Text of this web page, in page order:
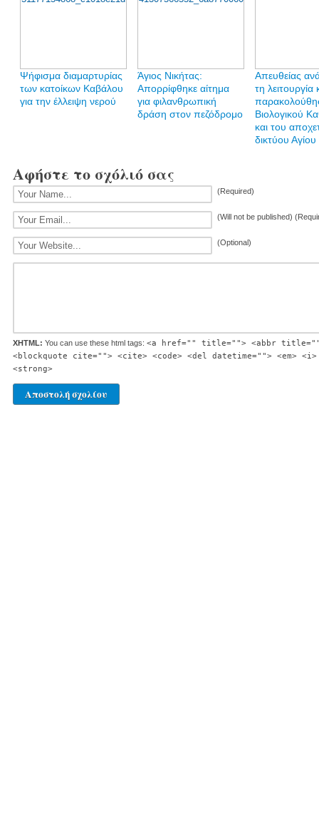
Ψήφισμα διαμαρτυρίας
των κατοίκων Καβάλου
για την έλλειψη νερού
Άγιος Νικήτας:
Απορρίφθηκε αίτημα
για φιλανθρωπική
δράση στον πεζόδρομο
Απευθείας
τη λειτουργία
Βιολογικού
και του
δικτύου
Αφήστε το σχόλιό σας
(Required)
(Will not be published)
(Optional)
XHTML: You can use these html tags: <a href="" title=""> <abbr
<blockquote cite=""> <cite> <code> <del datetime=""> <em>
<strong>